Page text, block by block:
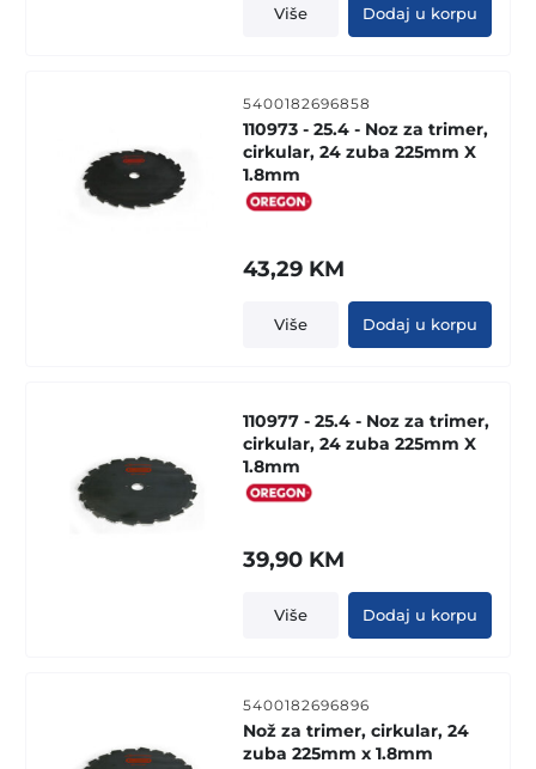
Više Dodaj u korpu
5400182696858
110973 - 25.4 - Noz za trimer,
cirkular, 24 zuba 225mm X
1.8mm
43,29 KM
Više Dodaj u korpu
110977 - 25.4 - Noz za trimer,
cirkular, 24 zuba 225mm X
1.8mm
39,90 KM
Više Dodaj u korpu
5400182696896
Nož za trimer, cirkular, 24
zuba 225mm x 1.8mm